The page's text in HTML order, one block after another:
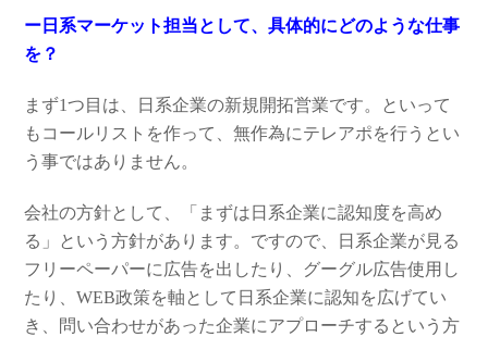
ー日系マーケット担当として、具体的にどのような仕事
を？
まず1つ目は、日系企業の新規開拓営業です。といって
もコールリストを作って、無作為にテレアポを行うとい
う事ではありません。
会社の方針として、「まずは日系企業に認知度を高め
る」という方針があります。ですので、日系企業が見る
フリーペーパーに広告を出したり、グーグル広告使用し
たり、WEB政策を軸として日系企業に認知を広げてい
き、問い合わせがあった企業にアプローチするという方